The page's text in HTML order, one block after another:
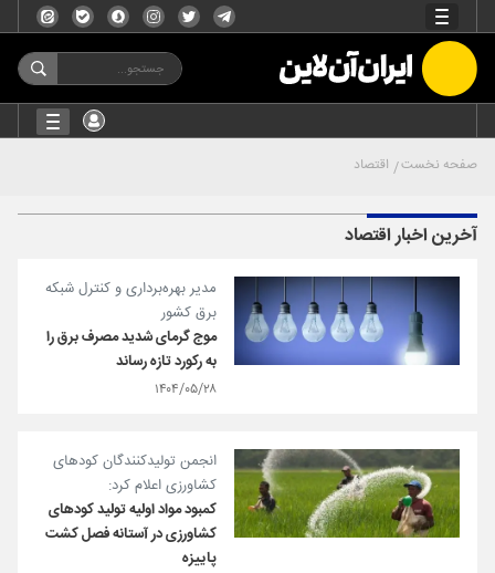
صفحه نخست اقتصاد
آخرین اخبار اقتصاد
مدیر بهره‌برداری و کنترل شبکه
برق کشور
موج گرمای شدید مصرف برق را
به رکورد تازه‌ رساند
۱۴۰۴/۰۵/۲۸
انجمن تولیدکنندگان کودهای
کشاورزی اعلام کرد:
کمبود مواد اولیه تولید کودهای
کشاورزی در آستانه فصل کشت
پاییزه